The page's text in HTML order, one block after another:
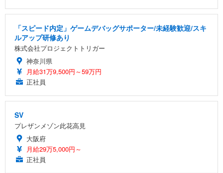
「スピード内定」ゲームデバッグサポーター/未経験歓迎/スキ
ルアップ研修あり
株式会社プロジェクトトリガー
神奈川県
月給31万9,500円～59万円
正社員
SV
プレザンメゾン此花高見
大阪府
月給29万5,000円～
正社員